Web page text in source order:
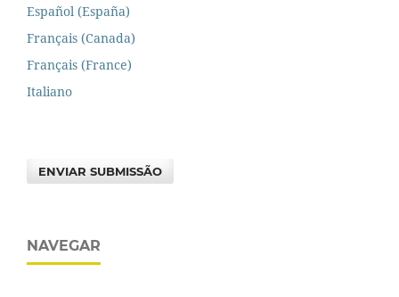
Español (España)
Français (Canada)
Français (France)
Italiano
ENVIAR SUBMISSÃO
NAVEGAR